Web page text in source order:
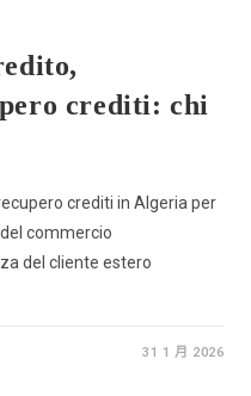
crediti: chi
crediti in Algeria per
commercio
del cliente estero
31 1 月 2026